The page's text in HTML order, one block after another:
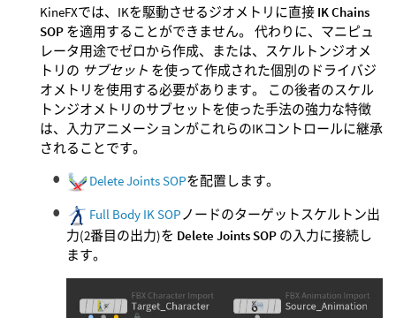
KineFXでは、IKを駆動させるジオメトリに直接 IK Chains
SOP を適用することができません。 代わりに、マニピュ
レータ用途でゼロから作成、または、スケルトンジオメ
トリの サブセット を使って作成された個別のドライバジ
オメトリを使用する必要があります。 この後者のスケル
トンジオメトリのサブセットを使った手法の強力な特徴
は、入力アニメーションがこれらのIKコントロールに継承
されることです。
Delete Joints SOPを配置します。
Full Body IK SOPノードのターゲットスケルトン出
力(2番目の出力)を Delete Joints SOP の入力に接続し
ます。